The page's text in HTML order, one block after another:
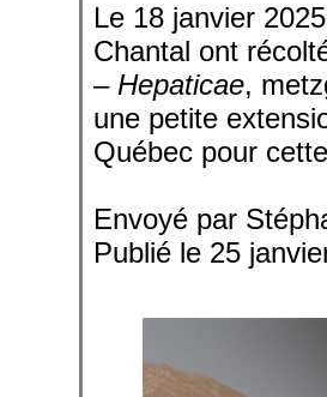
Le 18 janvier
Chantal ont
– Hepaticae,
une petite
Québec pour
Envoyé par
Publié le 25